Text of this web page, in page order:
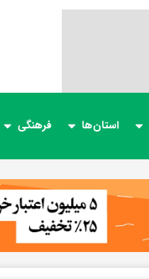
استان‌ها فرهنگی